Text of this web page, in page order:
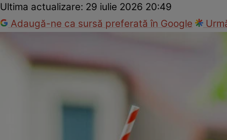
Ultima actualizare: 29 iulie 2026 20:49
Adaugă-ne ca sursă preferată în Google